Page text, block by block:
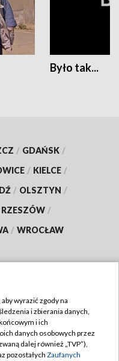
Było tak...
/ GDAŃSK /
/ KIELCE /
/ OLSZTYN /
RZESZÓW /
/ WROCŁAW
TVP
wyrazić zgody na
i zbierania danych,
i ich
danych osobowych przez
dalej również „TVP”),
pozostałych Zaufanych